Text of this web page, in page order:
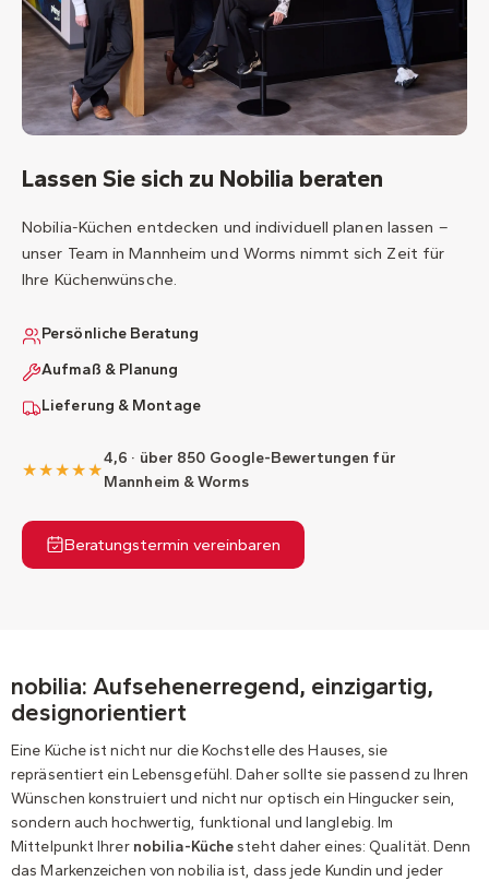
Lassen Sie sich zu Nobilia beraten
Nobilia-Küchen entdecken und individuell planen lassen –
unser Team in Mannheim und Worms nimmt sich Zeit für
Ihre Küchenwünsche.
Persönliche Beratung
Aufmaß & Planung
Lieferung & Montage
★★★★★
4,6 · über 850 Google-Bewertungen für
Mannheim & Worms
Beratungstermin vereinbaren
nobilia: Aufsehenerregend, einzigartig,
designorientiert
Eine Küche ist nicht nur die Kochstelle des Hauses, sie
repräsentiert ein Lebensgefühl. Daher sollte sie passend zu Ihren
Wünschen konstruiert und nicht nur optisch ein Hingucker sein,
sondern auch hochwertig, funktional und langlebig. Im
Mittelpunkt Ihrer nobilia-Küche steht daher eines: Qualität. Denn
das Markenzeichen von nobilia ist, dass jede Kundin und jeder